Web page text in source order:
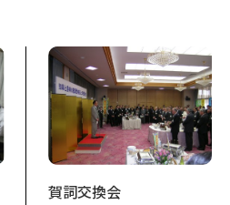
賀詞交換会